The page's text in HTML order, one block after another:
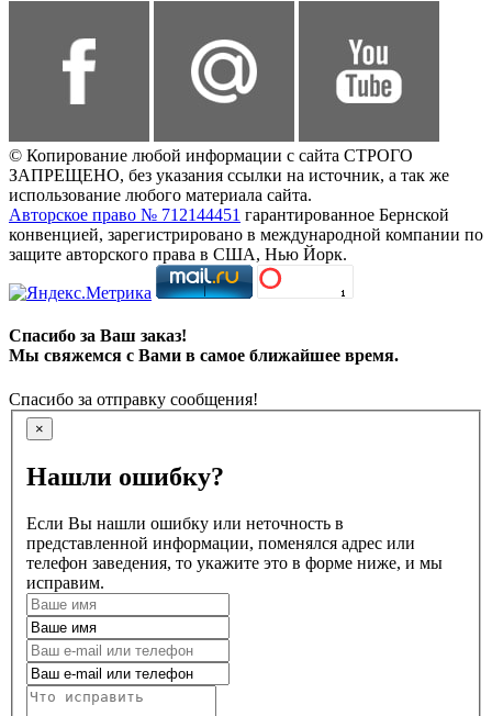
© Копирование любой информации с сайта СТРОГО
ЗАПРЕЩЕНО, без указания ссылки на источник, а так же
использование любого материала сайта.
Авторское право № 712144451 гарантированное Бернской
конвенцией, зарегистрировано в международной компании по
защите авторского права в США, Нью Йорк.
Спасибо за Ваш заказ!
Мы свяжемся с Вами в самое ближайшее время.
Спасибо за отправку сообщения!
×
Нашли ошибку?
Если Вы нашли ошибку или неточность в
представленной информации, поменялся адрес или
телефон заведения, то укажите это в форме ниже, и мы
исправим.